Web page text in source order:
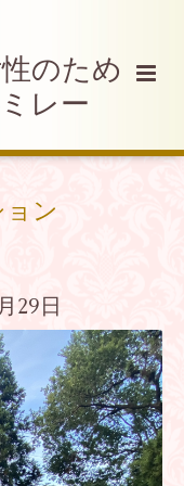
のため
レー
ン
29日